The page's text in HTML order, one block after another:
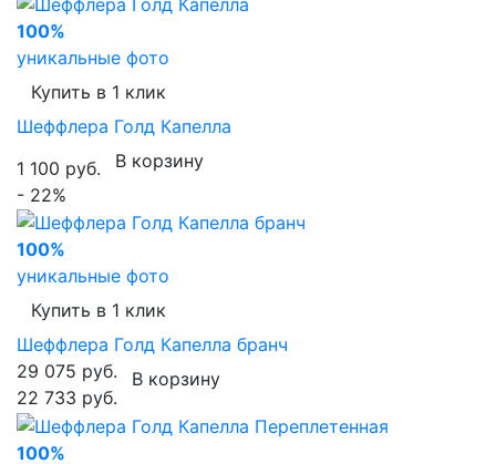
100%
уникальные фото
Купить в 1 клик
Шеффлера Голд Капелла
1 100 руб.
В корзину
- 22%
100%
уникальные фото
Купить в 1 клик
Шеффлера Голд Капелла бранч
29 075 руб.
22 733 руб.
В корзину
100%